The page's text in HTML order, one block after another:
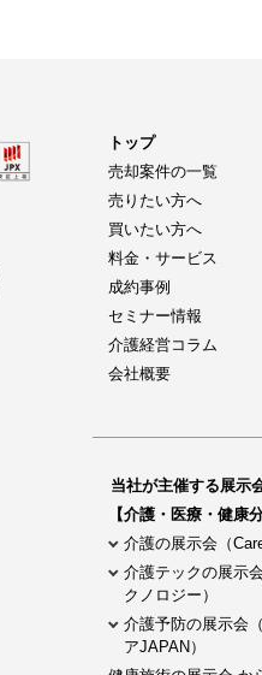
トップ
売却案件の一覧
売りたい方へ
買いたい方へ
料金・サービス
成約事例
セミナー情報
介護経営コラム
会社概要
当社が主催する展示
【介護・医療・健康分
介護の展示会（
介護テックの展示
クノロジー）
介護予防の展示会
アJAPAN）